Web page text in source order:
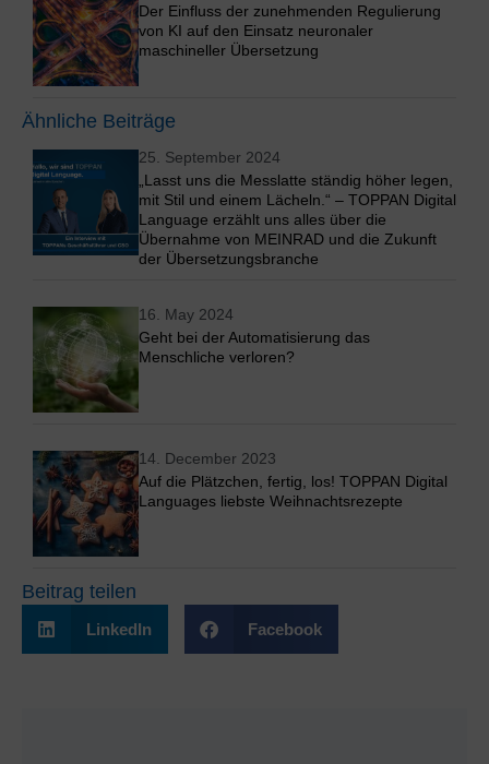
Der Einfluss der zunehmenden Regulierung
von KI auf den Einsatz neuronaler
maschineller Übersetzung
Ähnliche Beiträge
25. September 2024
„Lasst uns die Messlatte ständig höher legen,
mit Stil und einem Lächeln.“ – TOPPAN Digital
Language erzählt uns alles über die
Übernahme von MEINRAD und die Zukunft
der Übersetzungsbranche
16. May 2024
Geht bei der Automatisierung das
Menschliche verloren?
14. December 2023
Auf die Plätzchen, fertig, los! TOPPAN Digital
Languages liebste Weihnachtsrezepte
Beitrag teilen
LinkedIn Facebook